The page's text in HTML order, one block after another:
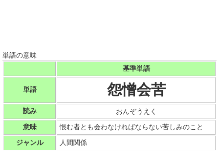
単語の意味
基準単語
単語 怨憎会苦
読み おんぞうえく
意味 恨む者とも会わなければならない苦しみのこと
ジャンル 人間関係